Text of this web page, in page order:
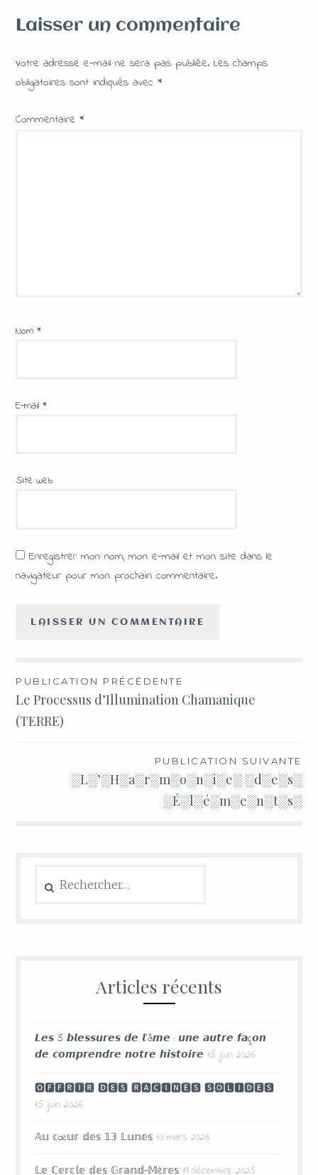
Laisser un commentaire
Votre adresse e-mail ne sera pas publiée. Les champs
obligatoires sont indiqués avec*
Commentaire*
Nom*
E-mail*
Site web
Enregistrer mon nom, mon e-mail et mon site dans le
navigateur pour mon prochain commentaire.
PUBLICATION PRÉCÉDENTE
Le Processus d’Illumination Chamanique
(TERRE)
PUBLICATION SUIVANTE
░L░’░H░a░r░m░o░n░i░e░ ░d░e░s░
░É░l░é░m░e░n░t░s░
Articles récents
𝙇𝙚𝙨 5 𝙗𝙡𝙚𝙨𝙨𝙪𝙧𝙚𝙨 𝙙𝙚 𝙡’â𝙢𝙚 : 𝙪𝙣𝙚 𝙖𝙪𝙩𝙧𝙚 𝙛𝙖ç𝙤𝙣
𝙙𝙚 𝙘𝙤𝙢𝙥𝙧𝙚𝙣𝙙𝙧𝙚 𝙣𝙤𝙩𝙧𝙚 𝙝𝙞𝙨𝙩𝙤𝙞𝙧𝙚 15 juin 2026
🅾🅵🅵🆁🅸🆁 🅳🅴🆂 🆁🅰🅲🅸🅽🅴🆂 🆂🅾🅻🅸🅳🅴🆂
15 juin 2026
𝔸𝕦 𝕔œ𝕦𝕣 𝕕𝕖𝕤 𝟙𝟛 𝕃𝕦𝕟𝕖𝕤 10 mars 2026
𝕃𝕖 ℂ𝕖𝕣𝕔𝕝𝕖 𝕕𝕖𝕤 𝔾𝕣𝕒𝕟𝕕-𝕄è𝕣𝕖𝕤 19 décembre 2025